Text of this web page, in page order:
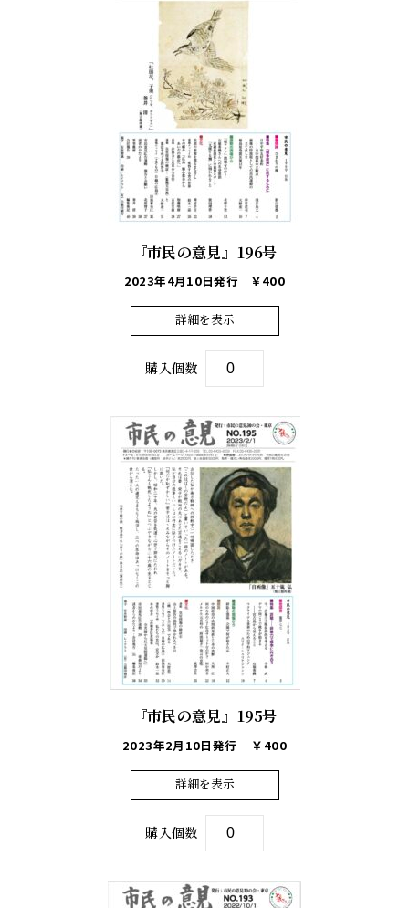
『市民の意見』196号
2023年4月10日発行 ￥400
詳細を表示
購入個数
『市民の意見』195号
2023年2月10日発行 ￥400
詳細を表示
購入個数